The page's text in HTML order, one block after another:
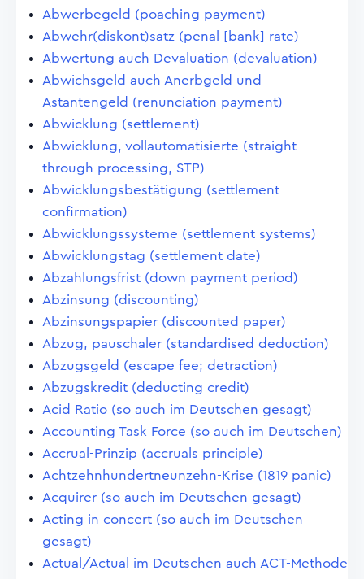
Abwerbegeld (poaching payment)
Abwehr(diskont)satz (penal [bank] rate)
Abwertung auch Devaluation (devaluation)
Abwichsgeld auch Anerbgeld und
Astantengeld (renunciation payment)
Abwicklung (settlement)
Abwicklung, vollautomatisierte (straight-
through processing, STP)
Abwicklungsbestätigung (settlement
confirmation)
Abwicklungssysteme (settlement systems)
Abwicklungstag (settlement date)
Abzahlungsfrist (down payment period)
Abzinsung (discounting)
Abzinsungspapier (discounted paper)
Abzug, pauschaler (standardised deduction)
Abzugsgeld (escape fee; detraction)
Abzugskredit (deducting credit)
Acid Ratio (so auch im Deutschen gesagt)
Accounting Task Force (so auch im Deutschen)
Accrual-Prinzip (accruals principle)
Achtzehnhundertneunzehn-Krise (1819 panic)
Acquirer (so auch im Deutschen gesagt)
Acting in concert (so auch im Deutschen
gesagt)
Actual/Actual im Deutschen auch ACT-Methode